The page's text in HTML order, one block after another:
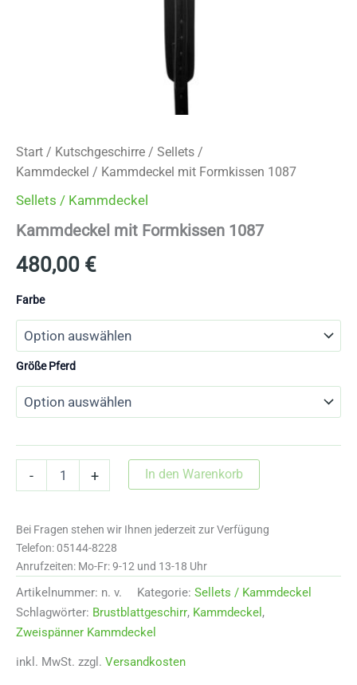
Start / Kutschgeschirre / Sellets /
Kammdeckel / Kammdeckel mit Formkissen 1087
Sellets / Kammdeckel
Kammdeckel mit Formkissen 1087
480,00 €
Farbe
Größe Pferd
-
Menge
+ In den Warenkorb
Bei Fragen stehen wir Ihnen jederzeit zur Verfügung
Telefon: 05144-8228
Anrufzeiten: Mo-Fr: 9-12 und 13-18 Uhr
Artikelnummer: n. v. Kategorie: Sellets / Kammdeckel
Schlagwörter: Brustblattgeschirr, Kammdeckel ,
Zweispänner Kammdeckel
inkl. MwSt. zzgl. Versandkosten